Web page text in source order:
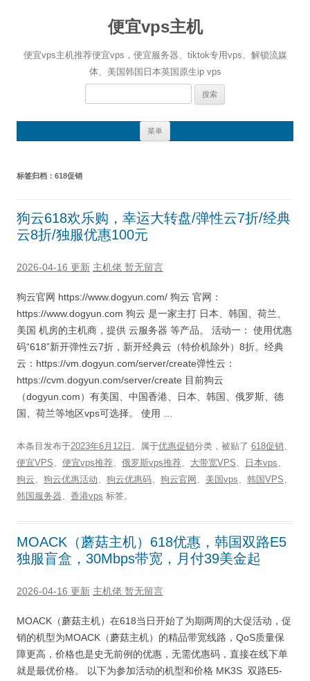
便宜vps主机
便宜vps主机推荐便宜vps，便宜服务器、tiktok专用vps、解锁流媒
体、美国韩国日本英国原生ip vps
搜
菜单
标签归档： 618促销
狗云618欢乐购，幸运大转盘/弹性云7折/经典
云8折/独服优惠100元
2026-04-16 更新 主机佬 暂无留言
狗云官网 https://www.dogyun.com/ 狗云 官网：
https://www.dogyun.com 狗云 是一家主打 日本、韩国、荷兰、
美国 机房的主机商，提供 云服务器 等产品。 活动一： 使用优惠
码“618”新开弹性云7折，新开经典云（特价机除外）8折。经典
云：https://vm.dogyun.com/server/create弹性云：
https://cvm.dogyun.com/server/create 目前狗云
（dogyun.com）有美国、中国香港、日本、韩国、俄罗斯、德
国、荷兰等地区vps可选择。 使用 …
本条目发布于2023年6月12日 。属于优惠促销分类，被贴了 618促销、
便宜VPS、 便宜vps推荐、 俄罗斯vps推荐、 大带宽VPS、 日本vps、
狗云、 狗云优惠活动、 狗云优惠码、 狗云官网 、 美国vps、 韩国VPS、
韩国服务器、 香港vps 标签。
MOACK（蘑菇主机）618优惠，韩国双路E5
独服盲盒，30Mbps带宽，月付39美金起
2026-04-16 更新 主机佬 暂无留言
MOACK（蘑菇主机）在618当日开始了为期两周的大促活动，促
销的机型为MOACK（蘑菇主机）的精品带宽线路，QoS质量保
障更高，价格也是史无前例的优惠，无需优惠码，直接在线下单
就是最优价格。 以下为参加活动的机型和价格 MK3S 双路E5-